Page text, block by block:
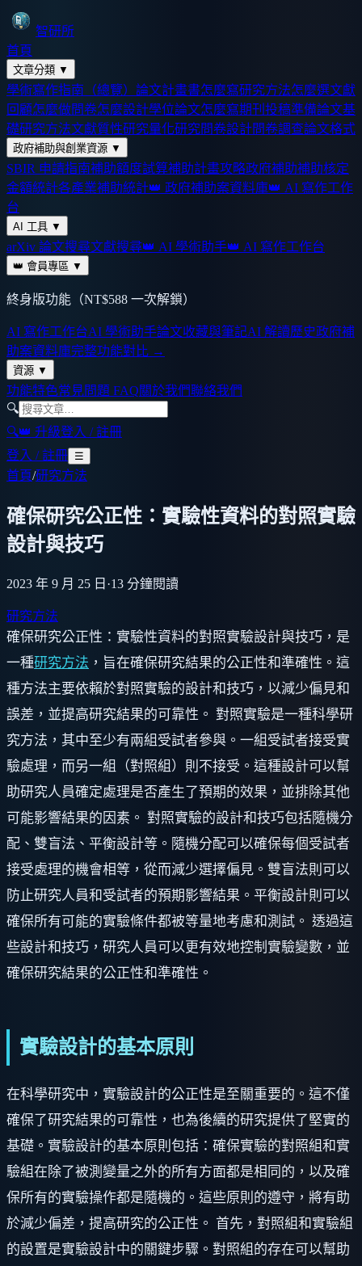
智研所
首頁
文章分類 ▼
學術寫作指南（總覽） 論文計畫書怎麼寫研究方法怎麼選文獻
回顧怎麼做問卷怎麼設計學位論文怎麼寫期刊投稿準備論文基
礎研究方法文獻質性研究量化研究問卷設計問卷調查論文格式
政府補助與創業資源 ▼
SBIR 申請指南補助額度試算補助計畫攻略政府補助補助核定
金額統計各產業補助統計👑 政府補助案資料庫👑 AI 寫作工作
台
AI 工具 ▼
arXiv 論文搜尋文獻搜尋👑 AI 學術助手👑 AI 寫作工作台
👑 會員專區 ▼
終身版功能（NT$588 一次解鎖）
AI 寫作工作台AI 學術助手論文收藏與筆記AI 解讀歷史政府補
助案資料庫完整功能對比 →
資源 ▼
功能特色常見問題 FAQ關於我們聯絡我們
🔍
🔍👑 升級登入 / 註冊
登入 / 註冊 ☰
首頁/研究方法
確保研究公正性：實驗性資料的對照實驗
設計與技巧
2023 年 9 月 25 日 ·13 分鐘閱讀
研究方法
確保研究公正性：實驗性資料的對照實驗設計與技巧，是
一種研究方法 ，旨在確保研究結果的公正性和準確性。這
種方法主要依賴於對照實驗的設計和技巧，以減少偏見和
誤差，並提高研究結果的可靠性。 對照實驗是一種科學研
究方法，其中至少有兩組受試者參與。一組受試者接受實
驗處理，而另一組（對照組）則不接受。這種設計可以幫
助研究人員確定處理是否產生了預期的效果，並排除其他
可能影響結果的因素。 對照實驗的設計和技巧包括隨機分
配、雙盲法、平衡設計等。隨機分配可以確保每個受試者
接受處理的機會相等，從而減少選擇偏見。雙盲法則可以
防止研究人員和受試者的預期影響結果。平衡設計則可以
確保所有可能的實驗條件都被等量地考慮和測試。 透過這
些設計和技巧，研究人員可以更有效地控制實驗變數，並
確保研究結果的公正性和準確性。
實驗設計的基本原則
在科學研究中，實驗設計的公正性是至關重要的。這不僅
確保了研究結果的可靠性，也為後續的研究提供了堅實的
基礎。實驗設計的基本原則包括：確保實驗的對照組和實
驗組在除了被測變量之外的所有方面都是相同的，以及確
保所有的實驗操作都是隨機的。這些原則的遵守，將有助
於減少偏差，提高研究的公正性。 首先，對照組和實驗組
的設置是實驗設計中的關鍵步驟。對照組的存在可以幫助